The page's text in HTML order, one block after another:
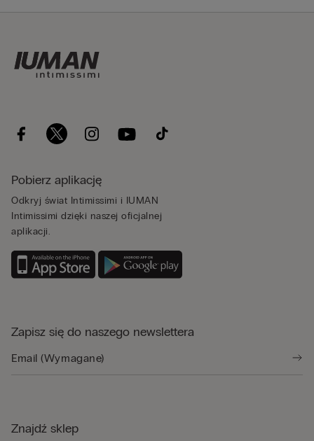
Pobierz aplikację
Odkryj świat Intimissimi i IUMAN
Intimissimi dzięki naszej oficjalnej
aplikacji.
Zapisz się do naszego newslettera
Znajdź sklep